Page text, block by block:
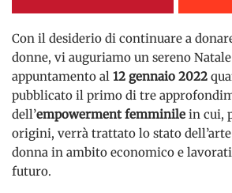
Con il desiderio di continuare a
donne, vi auguriamo un sereno
appuntamento al 12 gennaio 2022
pubblicato il primo di tre
dell’empowerment femminile in cui,
origini, verrà trattato lo stato
donna in ambito economico e
futuro.